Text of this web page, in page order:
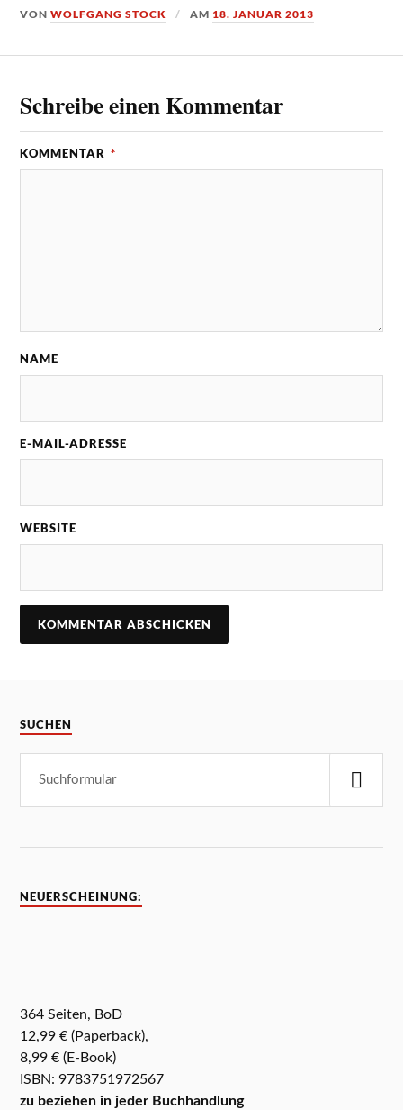
VONWOLFGANG STOCK AM 18. JANUAR 2013
Schreibe einen Kommentar
KOMMENTAR *
NAME
E-MAIL-ADRESSE
WEBSITE
SUCHEN
NEUERSCHEINUNG:
364 Seiten, BoD
12,99 € (Paperback),
8,99 € (E-Book)
ISBN: 9783751972567
zu beziehen in jeder Buchhandlung